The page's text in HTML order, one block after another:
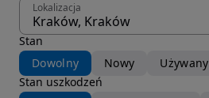
Lokalizacja
Kraków, Kraków
Stan
Dowolny
Nowy
Używany
Stan uszkodzeń